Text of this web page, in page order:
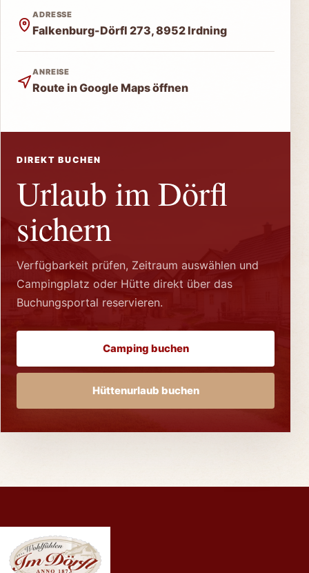
ADRESSE
Falkenburg-Dörfl 273, 8952 Irdning
ANREISE
Route in Google Maps öffnen
DIREKT BUCHEN
Urlaub im Dörfl
sichern
Verfügbarkeit prüfen, Zeitraum auswählen und
Campingplatz oder Hütte direkt über das
Buchungsportal reservieren.
Camping buchen
Hüttenurlaub buchen